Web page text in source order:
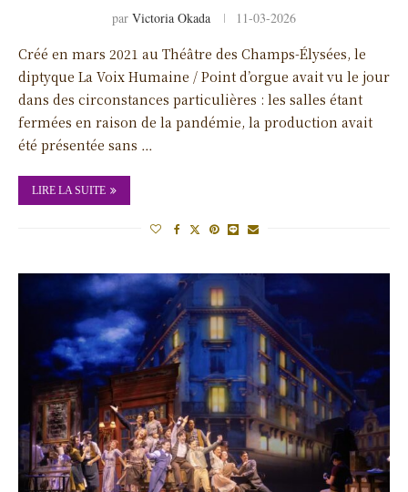
par Victoria Okada 11-03-2026
Créé en mars 2021 au Théâtre des Champs-Élysées, le
diptyque La Voix Humaine / Point d’orgue avait vu le jour
dans des circonstances particulières : les salles étant
fermées en raison de la pandémie, la production avait
été présentée sans …
LIRE LA SUITE